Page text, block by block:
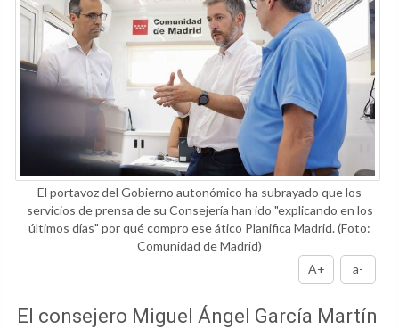
El portavoz del Gobierno autonómico ha subrayado que los
servicios de prensa de su Consejería han ido "explicando en los
últimos días" por qué compro ese ático Planifica Madrid.(Foto:
Comunidad de Madrid)
A+
a-
El consejero Miguel Ángel García Martín